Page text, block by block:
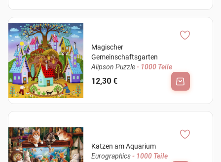
Magischer
Gemeinschaftsgarten
Alipson Puzzle- 1000 Teile
12,30 €
Katzen am Aquarium
Eurographics- 1000 Teile